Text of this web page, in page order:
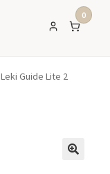
0
Leki Guide Lite 2